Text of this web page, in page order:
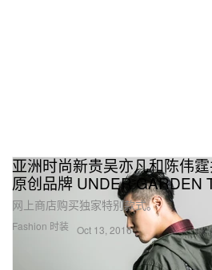
Fashion 时装
亚洲时尚新贵吴亦凡和陈伟
原创品牌 UNDER GARDEN
网上商店购买独家特别款式。
Oct 13, 2016